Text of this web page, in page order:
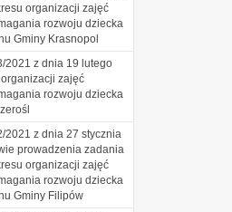
organizacji zajęć
rozwoju dziecka
Gminy Krasnopol
2021 z dnia 19 lutego
zajęć
rozwoju dziecka
2021 z dnia 27 stycznia
prowadzenia zadania
organizacji zajęć
rozwoju dziecka
Gminy Filipów